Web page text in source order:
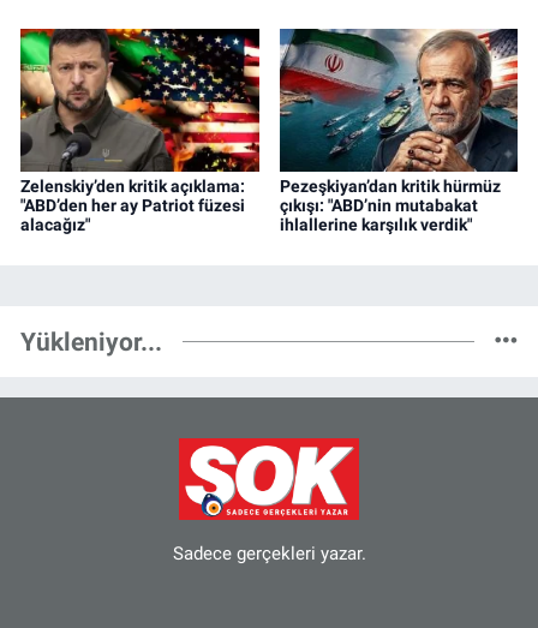
Zelenskiy’den kritik açıklama:
"ABD’den her ay Patriot füzesi
alacağız"
Pezeşkiyan’dan kritik hürmüz
çıkışı: "ABD’nin mutabakat
ihlallerine karşılık verdik"
Yükleniyor...
Sadece gerçekleri yazar.